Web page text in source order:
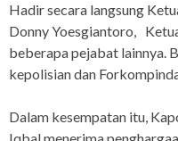
Hadir secara langsung
Donny Yoesgiantoro,
beberapa pejabat lainnya.
kepolisian dan
Dalam kesempatan itu,